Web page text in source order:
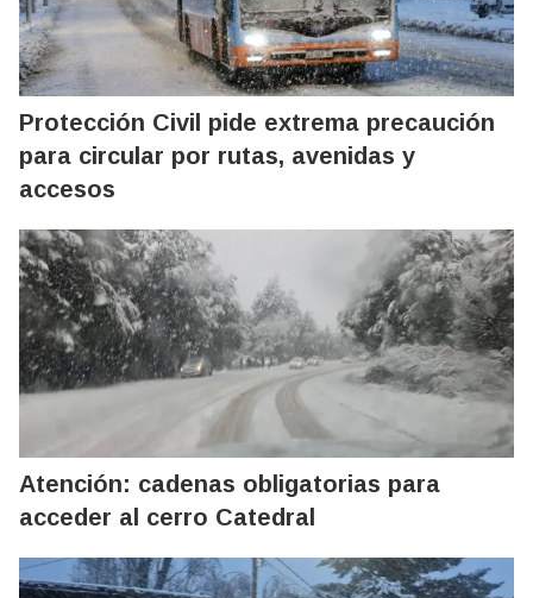
Protección Civil pide extrema precaución
para circular por rutas, avenidas y
accesos
Atención: cadenas obligatorias para
acceder al cerro Catedral